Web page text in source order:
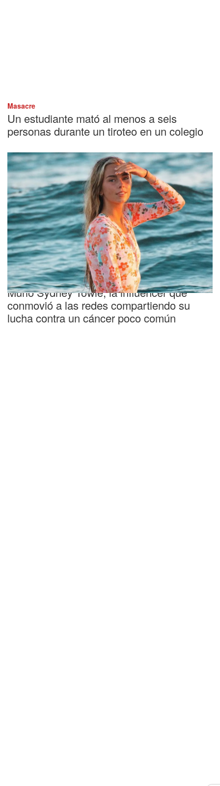
Masacre
Un estudiante mató al menos a seis
personas durante un tiroteo en un colegio
Triste
Murió Sydney Towle, la influencer que
conmovió a las redes compartiendo su
lucha contra un cáncer poco común